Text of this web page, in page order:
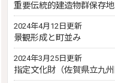
重要伝統的建造物群保存
2024年4月12日更新
景観形成と町並み
2024年3月25日更新
指定文化財（佐賀県立九州